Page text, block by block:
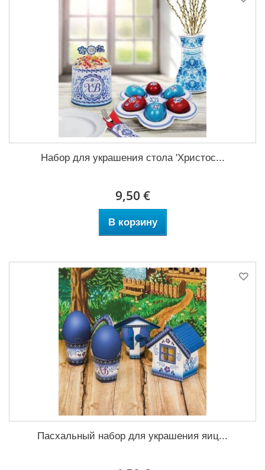
Набор для украшения стола 'Христос...
9,50 €
В корзину
Пасхальный набор для украшения яиц...